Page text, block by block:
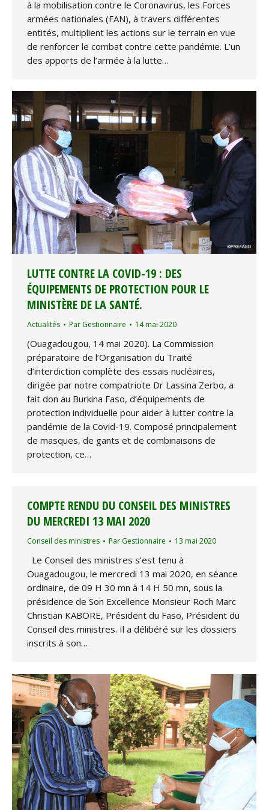
à la mobilisation contre le Coronavirus, les Forces
armées nationales (FAN), à travers différentes
entités, multiplient les actions sur le terrain en vue
de renforcer le combat contre cette pandémie. L’un
des apports de l’armée à la lutte…
LUTTE CONTRE LA COVID-19 : DES
ÉQUIPEMENTS DE PROTECTION POUR LE
MINISTÈRE DE LA SANTÉ.
Actualités Par Gestionnaire 14 mai 2020
(Ouagadougou, 14 mai 2020). La Commission
préparatoire de l’Organisation du Traité
d’interdiction complète des essais nucléaires,
dirigée par notre compatriote Dr Lassina Zerbo, a
fait don au Burkina Faso, d’équipements de
protection individuelle pour aider à lutter contre la
pandémie de la Covid-19. Composé principalement
de masques, de gants et de combinaisons de
protection, ce…
COMPTE RENDU DU CONSEIL DES MINISTRES
DU MERCREDI 13 MAI 2020
Conseil des ministres Par Gestionnaire 13 mai 2020
Le Conseil des ministres s’est tenu à
Ouagadougou, le mercredi 13 mai 2020, en séance
ordinaire, de 09 H 30 mn à 14 H 50 mn, sous la
présidence de Son Excellence Monsieur Roch Marc
Christian KABORE, Président du Faso, Président du
Conseil des ministres. Il a délibéré sur les dossiers
inscrits à son…